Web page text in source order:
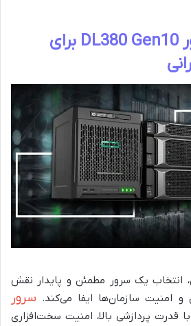
مزایای خرید سرور DL380 Gen10 برای
انتخاب یک سرور مطمئن و پایدار نقش
امنیت سازمان‌ها ایفا می‌کند. سرور
با قدرت پردازشی بالا، امنیت سخت‌افزاری